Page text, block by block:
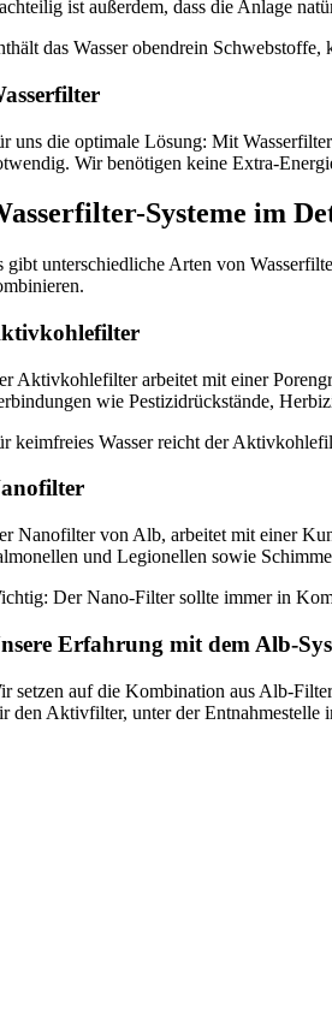
ist außerdem, dass die Anlage
das Wasser obendrein
uns die optimale Lösung: Mit
Wir benötigen keine Extra-
Systeme im
gibt unterschiedliche Arten von
Aktivkohlefilter arbeitet mit einer
wie Pestizidrückstände,
keimfreies Wasser reicht der
Nanofilter von Alb, arbeitet mit einer
und Legionellen sowie
Der Nano-Filter sollte immer in
Erfahrung mit dem Alb-
setzen auf die Kombination aus Alb-
den Aktivfilter, unter der Entnahmestelle